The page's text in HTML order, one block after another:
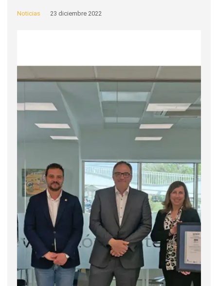
Noticias 23 diciembre 2022